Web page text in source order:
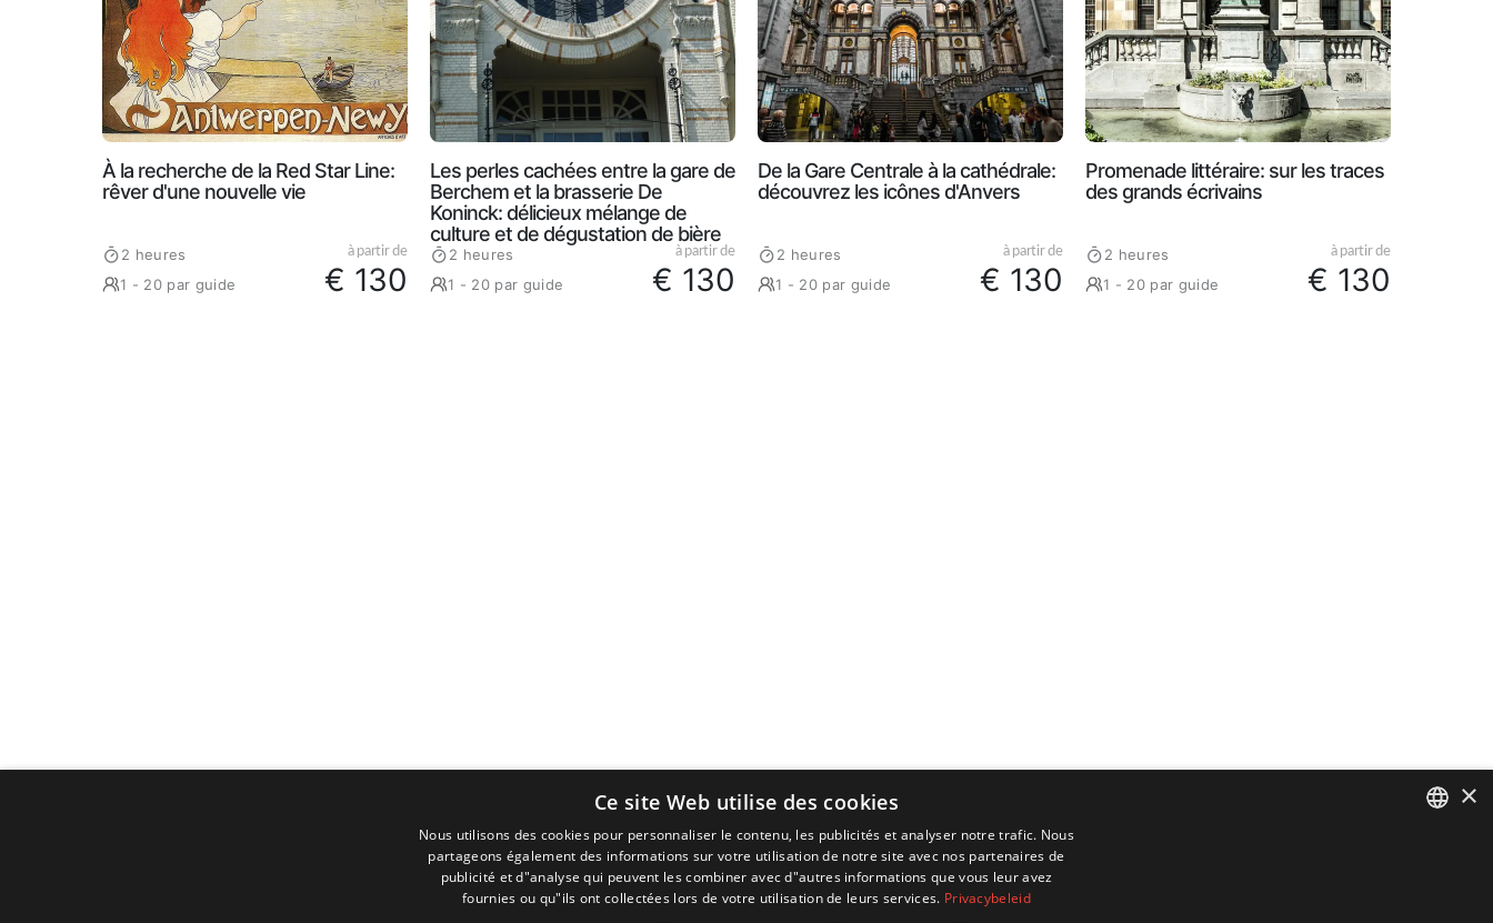
À la recherche de la Red Star Line:
rêver d'une nouvelle vie
2 heures
1 - 20 par guide
à partir de
€ 130
Les perles cachées entre la gare de
Berchem et la brasserie De
Koninck: délicieux mélange de
culture et de dégustation de bière
2 heures
1 - 20 par guide
à partir de
€ 130
De la Gare Centrale à la cathédrale:
découvrez les icônes d'Anvers
2 heures
1 - 20 par guide
à partir de
€ 130
Promenade littéraire: sur les traces
des grands écrivains
2 heures
1 - 20 par guide
à partir de
€ 130
×
Ce site Web utilise des cookies
Nous utilisons des cookies pour personnaliser le contenu, les publicités et analyser notre trafic. Nous
partageons également des informations sur votre utilisation de notre site avec nos partenaires de
publicité et d"analyse qui peuvent les combiner avec d"autres informations que vous leur avez
fournies ou qu"ils ont collectées lors de votre utilisation de leurs services. Privacybeleid